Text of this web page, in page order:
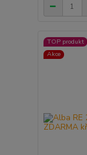
TOP produkt
Akce